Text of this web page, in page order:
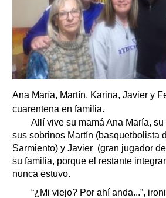
Ana María, Martín, Karina, Javier y
cuarentena en familia.
Allí vive su mamá Ana María,
sus sobrinos Martín (basquetbolista
Sarmiento) y Javier (gran jugador
su familia, porque el restante
nunca estuvo.
“¿Mi viejo? Por ahí anda...”,